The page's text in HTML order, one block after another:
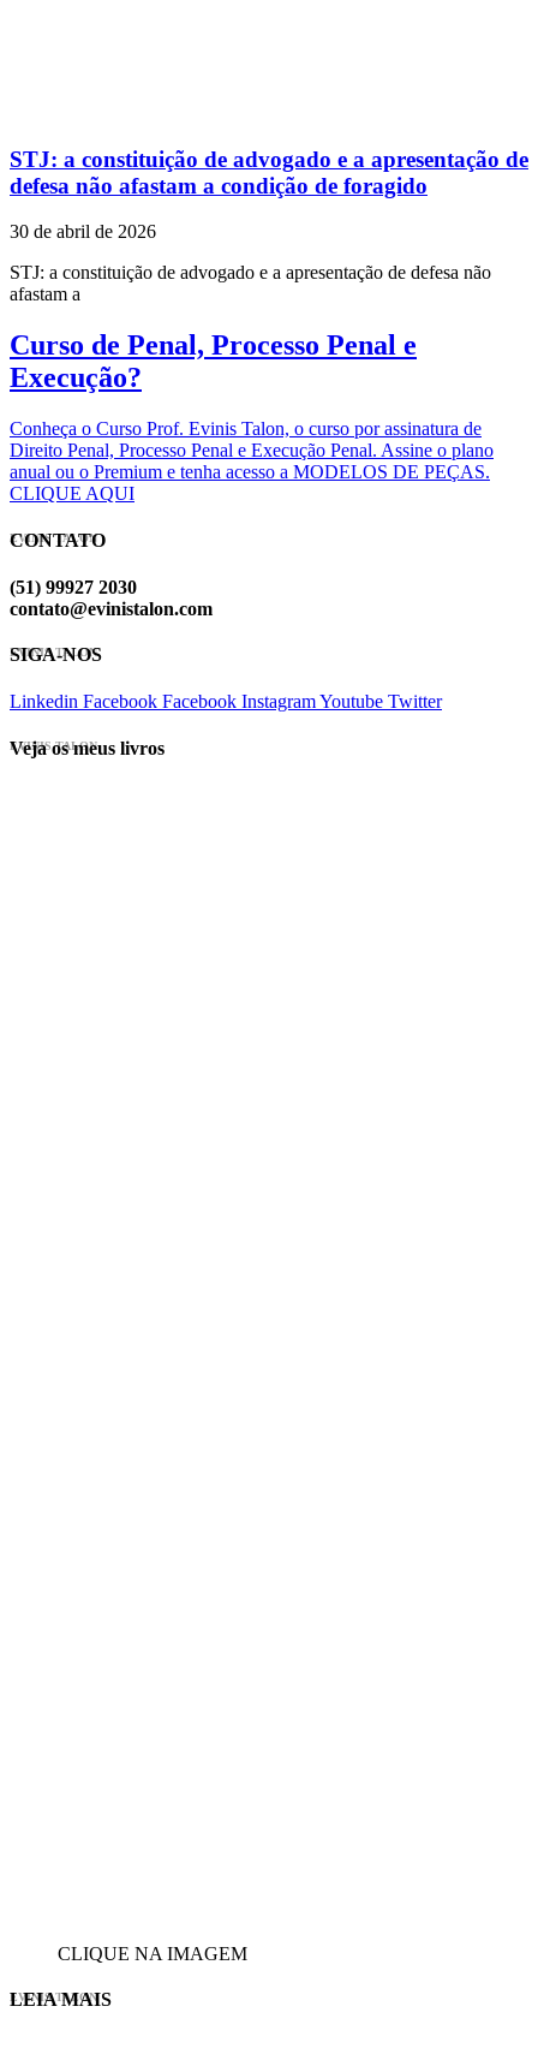
STJ: a constituição de advogado e a apresentação de
defesa não afastam a condição de foragido
30 de abril de 2026
STJ: a constituição de advogado e a apresentação de defesa não
afastam a
Curso de Penal, Processo Penal e
Execução?
Conheça o Curso Prof. Evinis Talon, o curso por assinatura de
Direito Penal, Processo Penal e Execução Penal. Assine o plano
anual ou o Premium e tenha acesso a MODELOS DE PEÇAS.
CLIQUE AQUI
EVINIS TALON
CONTATO
(51) 99927 2030
contato@evinistalon.com
EVINIS TALON
SIGA-NOS
Linkedin Facebook Facebook InstagramYoutube Twitter
EVINIS TALON
Veja os meus livros
CLIQUE NA IMAGEM
EVINIS TALON
LEIA MAIS